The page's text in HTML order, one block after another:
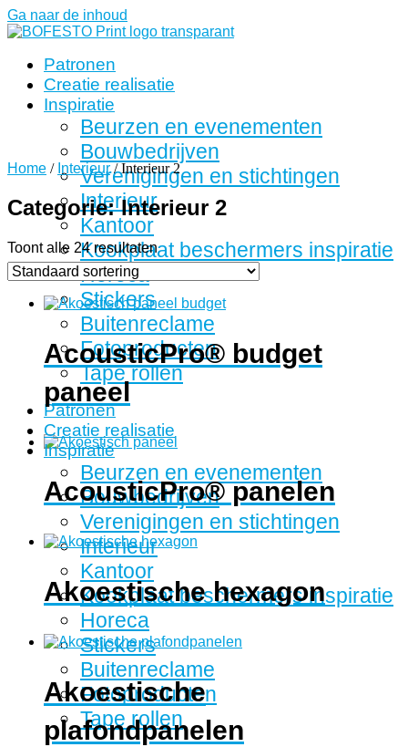
Ga naar de inhoud
Patronen
Creatie realisatie
Inspiratie
Beurzen en evenementen
Bouwbedrijven
Verenigingen en stichtingen
Interieur
Kantoor
Kookplaat beschermers inspiratie
Horeca
Stickers
Buitenreclame
Fotoproducten
Tape rollen
Patronen
Creatie realisatie
Inspiratie
Beurzen en evenementen
Bouwbedrijven
Verenigingen en stichtingen
Interieur
Kantoor
Kookplaat beschermers inspiratie
Horeca
Stickers
Buitenreclame
Fotoproducten
Tape rollen
Home / Interieur/ Interieur 2
Categorie: Interieur 2
Toont alle 24 resultaten
AcousticPro® budget
paneel
AcousticPro® panelen
Akoestische hexagon
Akoestische
plafondpanelen